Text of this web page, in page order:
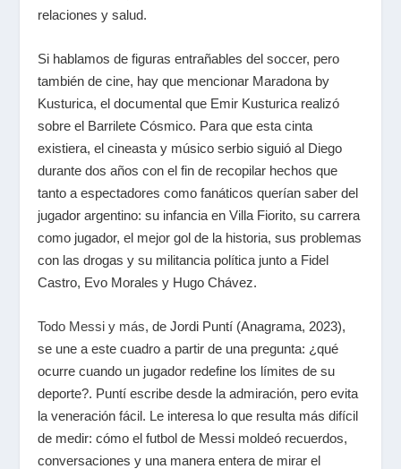
relaciones y salud.
Si hablamos de figuras entrañables del soccer, pero
también de cine, hay que mencionar Maradona by
Kusturica, el documental que Emir Kusturica realizó
sobre el Barrilete Cósmico. Para que esta cinta
existiera, el cineasta y músico serbio siguió al Diego
durante dos años con el fin de recopilar hechos que
tanto a espectadores como fanáticos querían saber del
jugador argentino: su infancia en Villa Fiorito, su carrera
como jugador, el mejor gol de la historia, sus problemas
con las drogas y su militancia política junto a Fidel
Castro, Evo Morales y Hugo Chávez.
Todo Messi y más, de Jordi Puntí (Anagrama, 2023),
se une a este cuadro a partir de una pregunta: ¿qué
ocurre cuando un jugador redefine los límites de su
deporte?. Puntí escribe desde la admiración, pero evita
la veneración fácil. Le interesa lo que resulta más difícil
de medir: cómo el futbol de Messi moldeó recuerdos,
conversaciones y una manera entera de mirar el